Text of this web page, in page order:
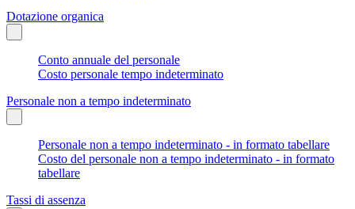
Dotazione organica
Conto annuale del personale
Costo personale tempo indeterminato
Personale non a tempo indeterminato
Personale non a tempo indeterminato - in formato tabellare
Costo del personale non a tempo indeterminato - in formato
tabellare
Tassi di assenza